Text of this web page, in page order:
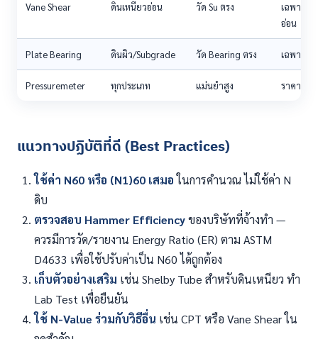
Vane Shear ดินเหนียวอ่อน วัด Su ตรง
เฉพาะดิ
อ่อน
Plate Bearing ดินผิว/Subgrade วัด Bearing ตรง เฉพาะชั้
Pressuremeter ทุกประเภท แม่นยำสูง ราคาแพง
แนวทางปฏิบัติที่ดี (Best Practices)
ใช้ค่า N60 หรือ (N1)60 เสมอในการคำนวณ ไม่ใช้ค่า N
ดิบ
ตรวจสอบ Hammer Efficiencyของบริษัทที่จ้างทำ —
ควรมีการวัด/รายงาน Energy Ratio (ER) ตาม ASTM
D4633 เพื่อใช้ปรับค่าเป็น N60 ได้ถูกต้อง
เก็บตัวอย่างเสริม เช่น Shelby Tube สำหรับดินเหนียว ทำ
Lab Test เพื่อยืนยัน
ใช้ N-Value ร่วมกับวิธีอื่น เช่น CPT หรือ Vane Shear ใน